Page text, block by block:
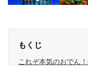
もくじ
これぞ本気のおでん